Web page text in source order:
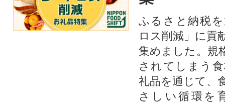
ふるさと納税
ロス削減」に貢
集めました。規
されてしまう
礼品を通じて、
さしい循環を